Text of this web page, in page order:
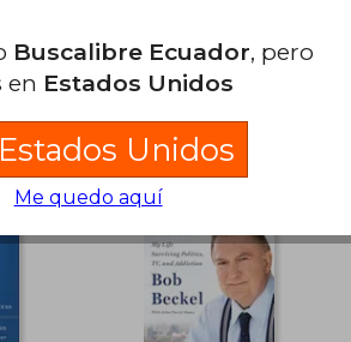
$ 34.44
$ 18.94
40%
dcto.
Buscalibre Ecuador, pero
en Estados Unidos
Unidos
Me quedo aquí